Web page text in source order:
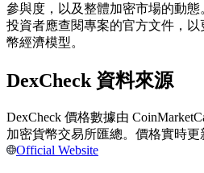
跟單
參與度，以及整體加密市場的動態
投資者應查閱專案的官方文件，
幣經濟模型。
DexCheck 資料來源
DexCheck 價格數據由
加密貨幣交易所匯總。價格實時更
Official Website